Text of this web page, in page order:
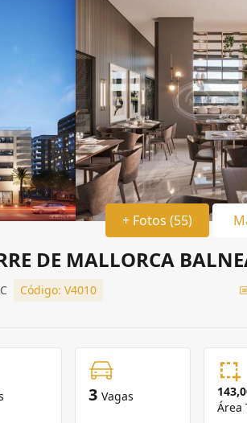
+ Fotos (55)
DE MALLORCA
Código: V4010
3 Vagas
Área